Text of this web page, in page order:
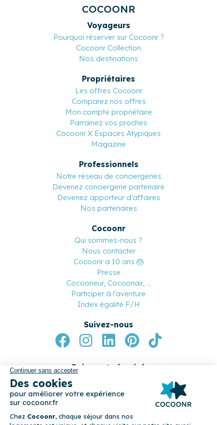
COCOONR
Voyageurs
Pourquoi réserver sur Cocoonr ?
Cocoonr Collection
Nos destinations
Propriétaires
Les offres Cocoonr
Comparez nos offres
Mon compte propriétaire
Parrainez vos proches
Cocoonr X Espaces Atypiques
Magazine
Professionnels
Notre réseau de conciergeries
Devenez conciergerie partenaire
Devenez apporteur d’affaires
Nos partenaires
Cocoonr
Qui sommes-nous ?
Nous contacter
Cocoonr a 10 ans 🎂
Presse
Cocooneur, Cocoonair, ...
Participer à l'aventure
Index égalité F/H
Suivez-nous
Paiement sécurisé